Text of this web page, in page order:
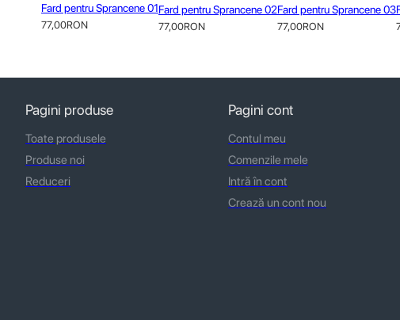
Fard pentru Sprancene 01
77,00RON
Fard pentru Sprancene 02
77,00RON
Fard pentru Sprancene 03
77,00RON
Pagini produse
Toate produsele
Produse noi
Reduceri
Pagini cont
Contul meu
Comenzile mele
Intră în cont
Crează un cont nou